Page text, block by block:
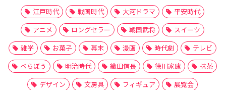
江戸時代 戦国時代 大河ドラマ
平安時代
アニメ
ロングセラー 戦国武将
スイーツ
雑学
お菓子 幕末 漫画 時代劇
テレビ
べらぼう
明治時代 織田信長 徳川家康
抹茶
デザイン
文房具 フィギュア
展覧会